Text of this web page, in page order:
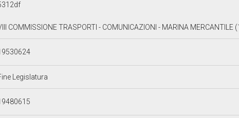
COMMISSIONE TRASPORTI - COMUNICAZIONI - MARINA
Legislatura